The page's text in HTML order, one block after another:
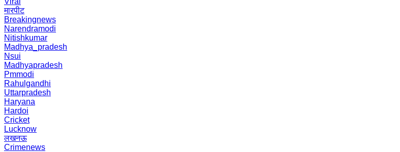
मारपीट
Breakingnews
Narendramodi
Nitishkumar
Madhya_pradesh
Nsui
Madhyapradesh
Pmmodi
Rahulgandhi
Uttarpradesh
Haryana
Hardoi
Cricket
Lucknow
लखनऊ
Crimenews